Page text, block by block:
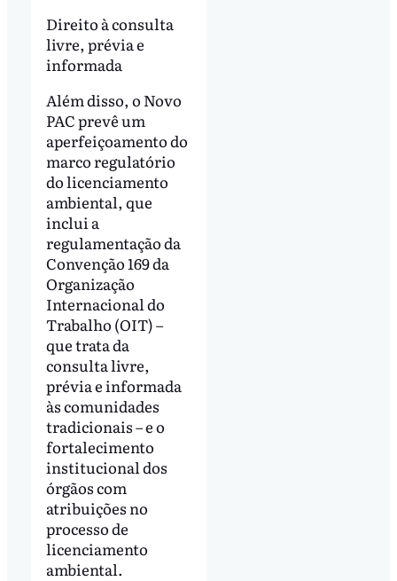
Direito à consulta
livre, prévia e
informada
Além disso, o Novo
PAC prevê um
aperfeiçoamento do
marco regulatório
do licenciamento
ambiental, que
inclui a
regulamentação da
Convenção 169 da
Organização
Internacional do
Trabalho (OIT) –
que trata da
consulta livre,
prévia e informada
às comunidades
tradicionais – e o
fortalecimento
institucional dos
órgãos com
atribuições no
processo de
licenciamento
ambiental.